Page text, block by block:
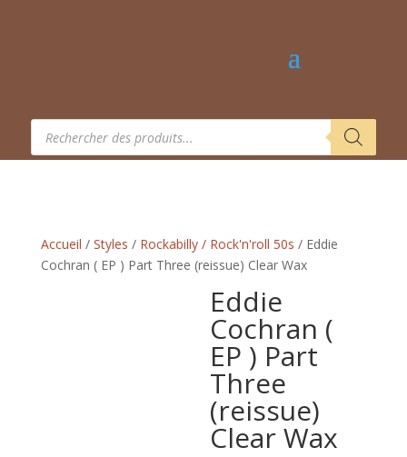
Recherche
produits
Accueil / Styles / Rockabilly / Rock'n'roll 50s / Eddie
Cochran ( EP ) Part Three (reissue) Clear Wax
Eddie
Cochran (
EP ) Part
Three
(reissue)
Clear Wax